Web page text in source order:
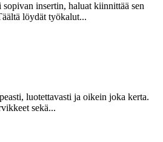
insertin, haluat kiinnittää sen
löydät työkalut...
luotettavasti ja oikein joka kerta.
sekä...